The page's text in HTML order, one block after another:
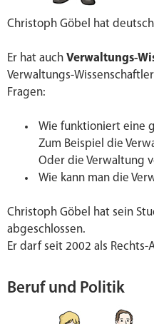
Christoph Göbel hat
Er hat auch Verwaltungs-
Verwaltungs-
Fragen:
Wie funktioniert eine
Zum Beispiel die
Oder die Verwaltung
Wie kann man die
Christoph Göbel hat sein
abgeschlossen.
Er darf seit 2002 als
Beruf und Politik